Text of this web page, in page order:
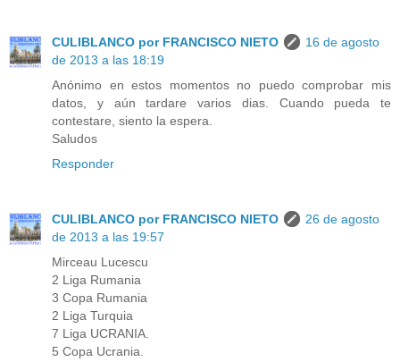
CULIBLANCO por FRANCISCO NIETO
16 de agosto
de 2013 a las 18:19
Anónimo en estos momentos no puedo comprobar mis
datos, y aún tardare varios dias. Cuando pueda te
contestare, siento la espera.
Saludos
Responder
CULIBLANCO por FRANCISCO NIETO
26 de agosto
de 2013 a las 19:57
Mirceau Lucescu
2 Liga Rumania
3 Copa Rumania
2 Liga Turquia
7 Liga UCRANIA.
5 Copa Ucrania.